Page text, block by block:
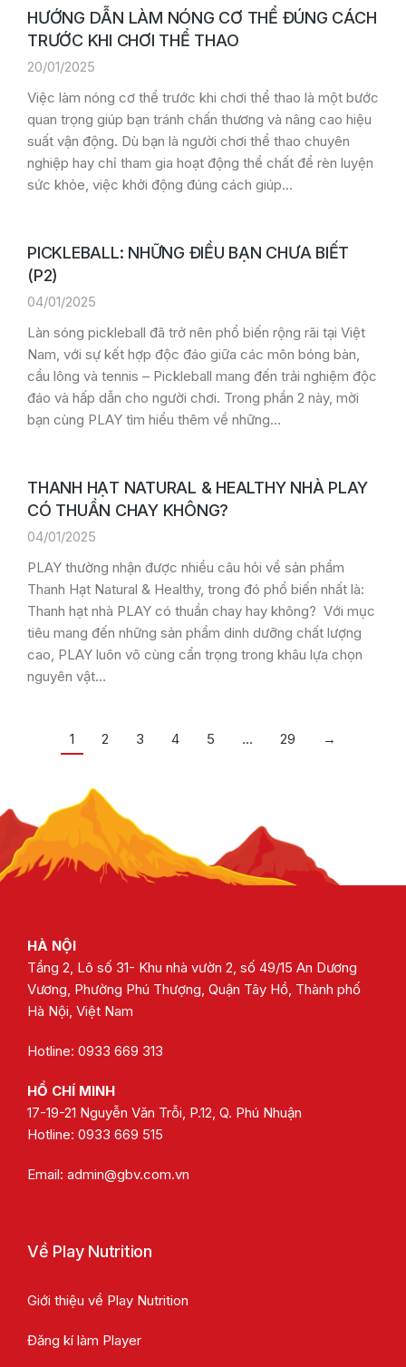
HƯỚNG DẪN LÀM NÓNG CƠ THỂ ĐÚNG CÁCH
TRƯỚC KHI CHƠI THỂ THAO
20/01/2025
Việc làm nóng cơ thể trước khi chơi thể thao là một bước
quan trọng giúp bạn tránh chấn thương và nâng cao hiệu
suất vận động. Dù bạn là người chơi thể thao chuyên
nghiệp hay chỉ tham gia hoạt động thể chất để rèn luyện
sức khỏe, việc khởi động đúng cách giúp…
PICKLEBALL: NHỮNG ĐIỀU BẠN CHƯA BIẾT
(P2)
04/01/2025
Làn sóng pickleball đã trở nên phổ biến rộng rãi tại Việt
Nam, với sự kết hợp độc đáo giữa các môn bóng bàn,
cầu lông và tennis – Pickleball mang đến trải nghiệm độc
đáo và hấp dẫn cho người chơi. Trong phần 2 này, mời
bạn cùng PLAY tìm hiểu thêm về những…
THANH HẠT NATURAL & HEALTHY NHÀ PLAY
CÓ THUẦN CHAY KHÔNG?
04/01/2025
PLAY thường nhận được nhiều câu hỏi về sản phẩm
Thanh Hạt Natural & Healthy, trong đó phổ biến nhất là:
Thanh hạt nhà PLAY có thuần chay hay không? Với mục
tiêu mang đến những sản phẩm dinh dưỡng chất lượng
cao, PLAY luôn vô cùng cẩn trọng trong khâu lựa chọn
nguyên vật…
1 2 3 4 5 … 29 →
HÀ NỘI
Tầng 2, Lô số 31- Khu nhà vườn 2, số 49/15 An Dương
Vương, Phường Phú Thượng, Quận Tây Hồ, Thành phố
Hà Nội, Việt Nam
Hotline: 0933 669 313
HỒ CHÍ MINH
17-19-21 Nguyễn Văn Trỗi, P.12, Q. Phú Nhuận
Hotline: 0933 669 515
Email: admin@gbv.com.vn
Về Play Nutrition
Giới thiệu về Play Nutrition
Đăng kí làm Player